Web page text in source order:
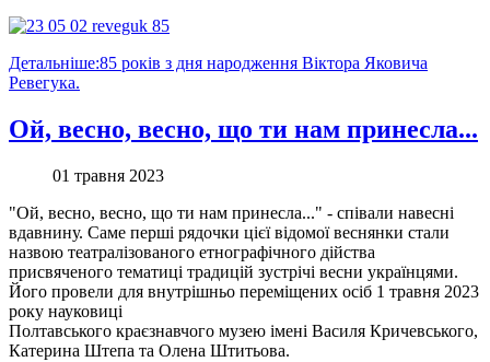
Детальніше:85 років з дня народження Віктора Яковича
Ревегука.
Ой, весно, весно, що ти нам принесла...
01 травня 2023
"Ой, весно, весно, що ти нам принесла..." - співали навесні
вдавнину. Саме перші рядочки цієї відомої веснянки стали
назвою театралізованого етнографічного дійства
присвяченого тематиці традицій зустрічі весни українцями.
Його провели для внутрішньо переміщених осіб 1 травня 2023
року науковиці
Полтавського краєзнавчого музею імені Василя Кричевського,
Катерина Штепа та Олена Штитьова.